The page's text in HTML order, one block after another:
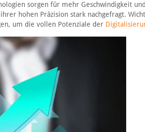
sorgen für mehr Geschwindigkeit
hohen Präzision stark nachgefragt.
um die vollen Potenziale der